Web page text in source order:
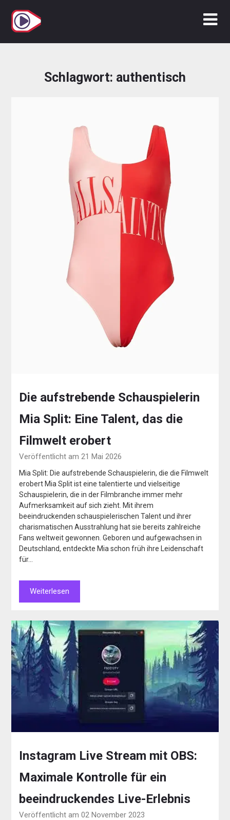
Inhalt
springen
Schlagwort: authentisch
Die aufstrebende Schauspielerin
Mia Split: Eine Talent, das die
Filmwelt erobert
Veröffentlicht am 21 Mai 2026
Mia Split: Die aufstrebende Schauspielerin, die die Filmwelt
erobert Mia Split ist eine talentierte und vielseitige
Schauspielerin, die in der Filmbranche immer mehr
Aufmerksamkeit auf sich zieht. Mit ihrem
beeindruckenden schauspielerischen Talent und ihrer
charismatischen Ausstrahlung hat sie bereits zahlreiche
Fans weltweit gewonnen. Geboren und aufgewachsen in
Deutschland, entdeckte Mia schon früh ihre Leidenschaft
für…
Weiterlesen
Instagram Live Stream mit OBS:
Maximale Kontrolle für ein
beeindruckendes Live-Erlebnis
Veröffentlicht am 02 November 2023